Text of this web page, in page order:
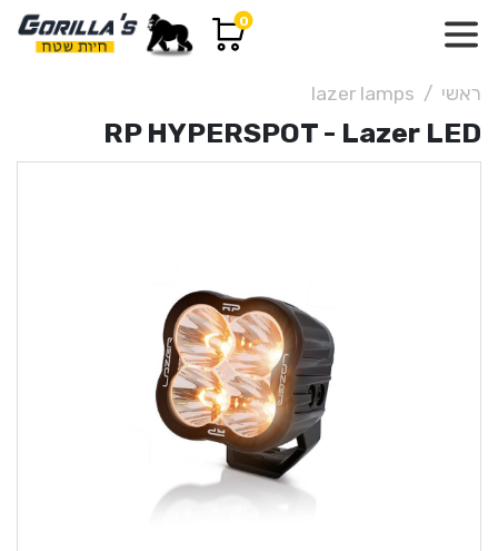
0
ראשי lazer lamps
RP HYPERSPOT - Lazer LED